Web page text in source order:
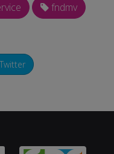
fndmv
Twitter